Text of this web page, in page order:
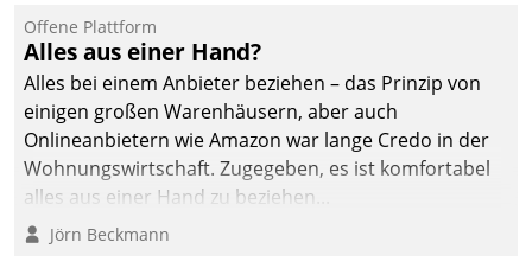
Offene Plattform
Alles aus einer Hand?
Alles bei einem Anbieter beziehen – das Prinzip von
einigen großen Warenhäusern, aber auch
Onlineanbietern wie Amazon war lange Credo in der
Wohnungswirtschaft. Zugegeben, es ist komfortabel
alles aus einer Hand zu beziehen...
Jörn Beckmann